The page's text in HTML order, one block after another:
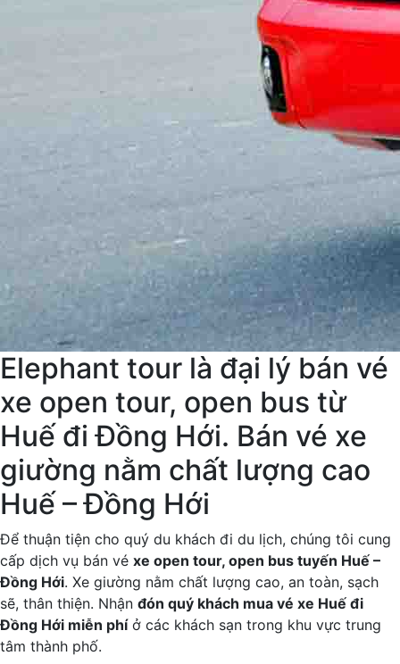
Elephant tour là đại lý bán vé
xe open tour, open bus từ
Huế đi Đồng Hới. Bán vé xe
giường nằm chất lượng cao
Huế – Đồng Hới
Để thuận tiện cho quý du khách đi du lịch, chúng tôi cung
cấp dịch vụ bán vé xe open tour, open bus tuyến Huế –
Đồng Hới. Xe giường nằm chất lượng cao, an toàn, sạch
sẽ, thân thiện. Nhận đón quý khách mua vé xe Huế đi
Đồng Hới miễn phíở các khách sạn trong khu vực trung
tâm thành phố.